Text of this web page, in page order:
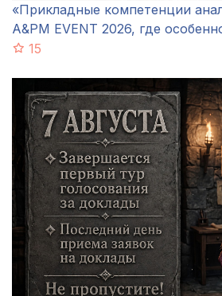
«Прикладные компетенции
A&PM EVENT 2026, где
15